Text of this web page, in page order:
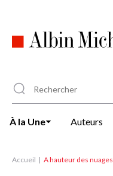
principal
À la Une Auteurs
Accueil A hauteur des nuages